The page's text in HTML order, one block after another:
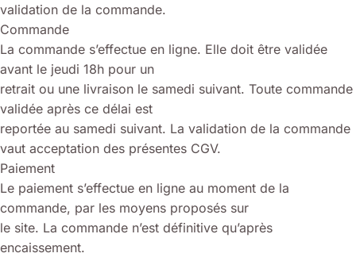
validation de la commande.
Commande
La commande s’effectue en ligne. Elle doit être validée
avant le jeudi 18h pour un
retrait ou une livraison le samedi suivant. Toute commande
validée après ce délai est
reportée au samedi suivant. La validation de la commande
vaut acceptation des présentes CGV.
Paiement
Le paiement s’effectue en ligne au moment de la
commande, par les moyens proposés sur
le site. La commande n’est définitive qu’après
encaissement.